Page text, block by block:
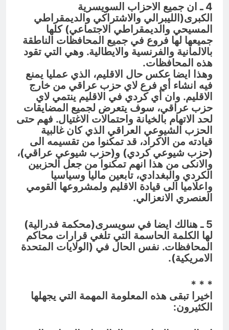
4 ـ ان جميع الاحزاب السويسرية
الكبرى(الليبرالي والاشتراكي والديمقراطي
المسيحي والديمقراطي الاجتماعي) كلها
جميعها لها فروع في جميع المحافظات الناطقة
بالالمانية والفرنسية والايطالية. وهي التي تقود
هذه المحافظات.
وهذا ايضا عكس حال الاقليم، الذي عمليا يمنع
فيه انشاء أي فرع لاي حزب عراقي من خارج
الاقليم. وان أي كردي في الاقليم ينتمي لاي
حزب عراقي، سوف يتعرض لجميع المضايقات
لحد الاتهام بالخيانة واحتمالات الاغتيال. فهم حتى
الحزب الشيوعي العراقي الذي كان غالبية
قيادته من الاكراد، قد تمكنوا من تقسيمه الى
(حزب شيوعي كردي) و(حزب شيوعي عراقي)،
والانكى من هذا انهم تمكنوا من جعل الحزبين
الكردي والبغدادي، تابعين ماليا وسياسيا
واعلاميا الى قيادة الاقليم ولمشروعها القومي
العنصري الانعزالي.
5 ـ هنالك ايضا في سويسرى(محكمة فدرالية)
لها الكلمة الحاسمة التي تلغي قرارات محاكم
المحافظات. نفس الحال في (الولايات المتحدة
الامريكية).
* * *
اخيرا تبقى هذه المعلومة المهمة التي يجهلها
الكثيرون: